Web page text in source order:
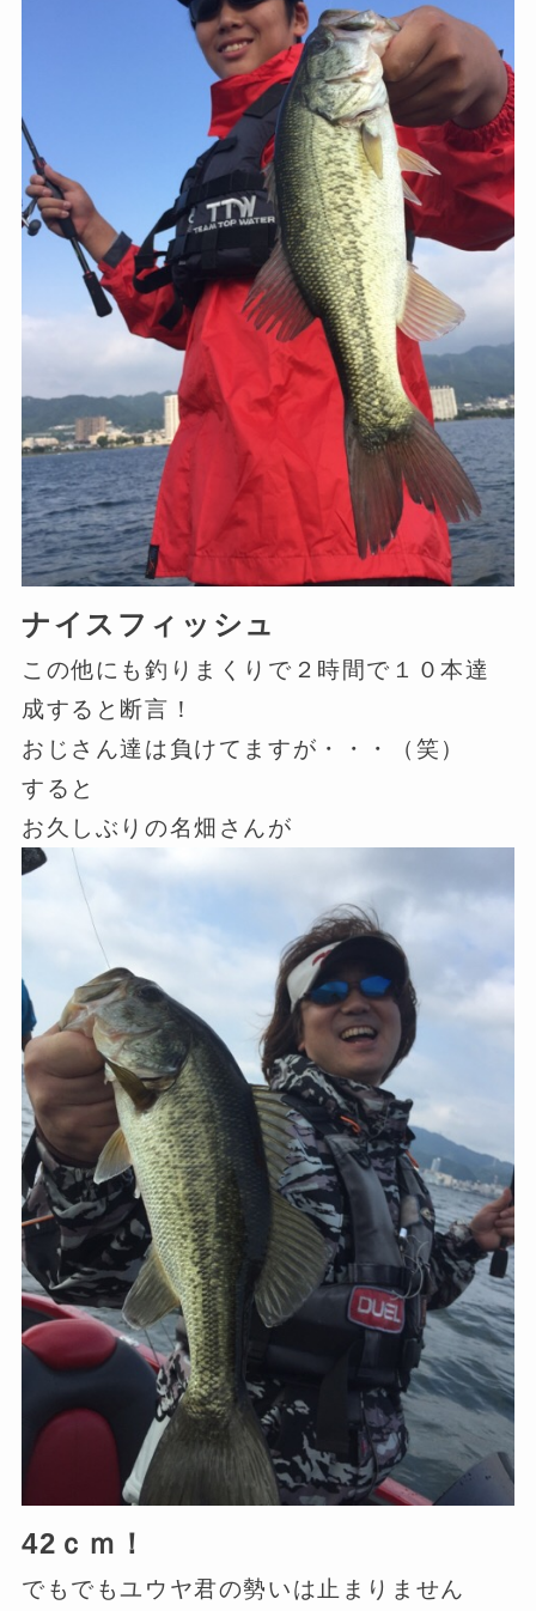
ナイスフィッシュ
この他にも釣りまくりで２時間で１０本達
成すると断言！
おじさん達は負けてますが・・・（笑）
すると
お久しぶりの名畑さんが
42ｃｍ！
でもでもユウヤ君の勢いは止まりません